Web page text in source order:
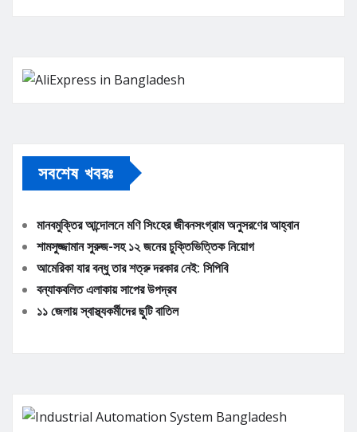
সবশেষ খবরঃ
মানবমুক্তির আন্দোলনে মণি সিংহের জীবনসংগ্রাম অনুসরণের আহ্বান
শামসুজ্জামান সুরুজ-সহ ১২ জনের চুক্তিভিত্তিক নিয়োগ
আমেরিকা যার বন্ধু তার শত্রু দরকার নেই: সিপিবি
বন্যাকবলিত এলাকায় সাপের উপদ্রব
১১ জেলায় স্বাস্থ্যকর্মীদের ছুটি বাতিল